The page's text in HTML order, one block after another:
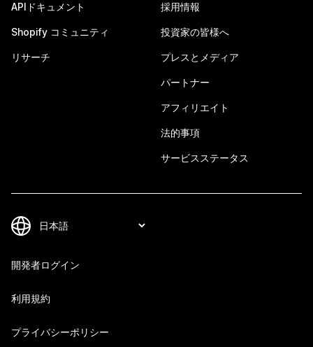
APIドキュメント
Shopify コミュニティ
リサーチ
採用情報
投資家の皆様へ
プレスとメディア
パートナー
アフィリエイト
法的事項
サービスステータス
開発者ログイン
利用規約
プライバシーポリシー